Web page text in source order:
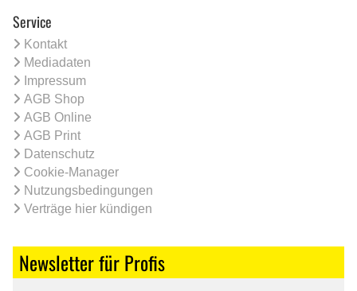
Service
Kontakt
Mediadaten
Impressum
AGB Shop
AGB Online
AGB Print
Datenschutz
Cookie-Manager
Nutzungsbedingungen
Verträge hier kündigen
Newsletter für Profis